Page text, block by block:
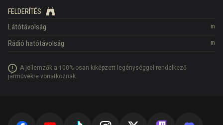
FELDERÍTÉS
m
Látótávolság
m
Rádió hatótávolság
A jellemzők a 100%-osan kiképzett legénységgel rendelkező
járművekre vonatkoznak.